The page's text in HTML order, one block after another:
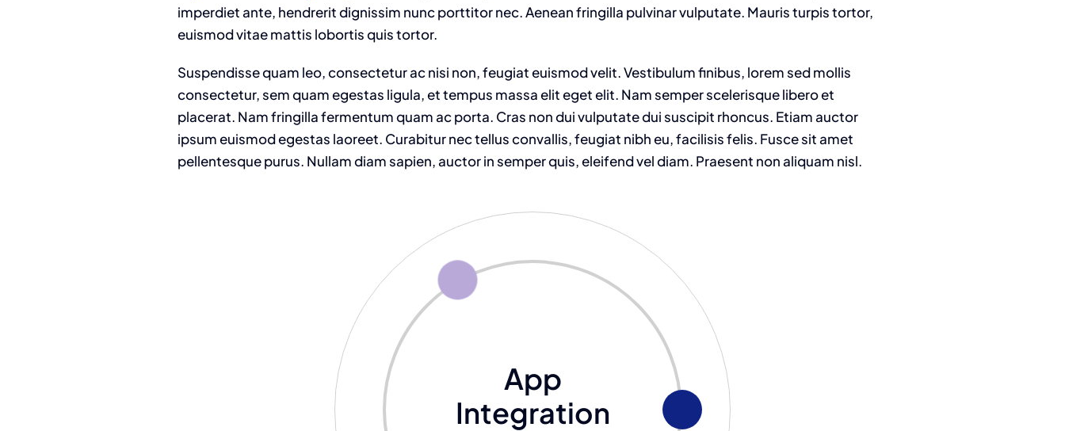
imperdiet ante, hendrerit dignissim nunc porttitor nec. Aenean fringilla pulvinar vulputate. Mauris turpis tortor,
euismod vitae mattis lobortis quis tortor.
Suspendisse quam leo, consectetur ac nisi non, feugiat euismod velit. Vestibulum finibus, lorem sed mollis
consectetur, sem quam egestas ligula, et tempus massa elit eget elit. Nam semper scelerisque libero et
placerat. Nam fringilla fermentum quam ac porta. Cras non dui vulputate dui suscipit rhoncus. Etiam auctor
ipsum euismod egestas laoreet. Curabitur nec tellus convallis, feugiat nibh eu, facilisis felis. Fusce sit amet
pellentesque purus. Nullam diam sapien, auctor in semper quis, eleifend vel diam. Praesent non aliquam nisl.
App
Integration